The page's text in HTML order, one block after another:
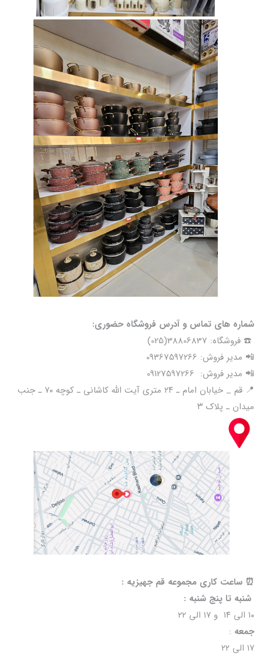
شماره های تماس و آدرس فروشگاه حضوری:
☎️ فروشگاه: 38806837(025)
📲 مدیر فروش: 09367597266
📲 مدیر فروش: 09127597266
📍 قم _ خیابان امام ـ ۲۴ متری آیت الله کاشانی ـ کوچه ۷۰ ـ جنب
میدان ـ پلاک ۳
⏰️ ساعت کاری مجموعه قم جهیزیه :
شنبه تا پنج شنبه :
۱۰ الی ۱۴ و ۱۷ الی ۲۲
جمعه :
۱۷ الی ۲۲